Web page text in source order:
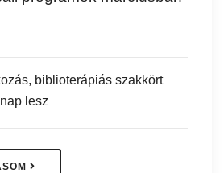
biblioterápiás szakkört
lesz